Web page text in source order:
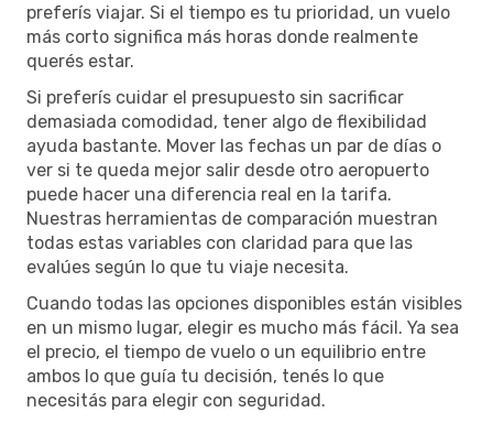
preferís viajar. Si el tiempo es tu prioridad, un vuelo
más corto significa más horas donde realmente
querés estar.
Si preferís cuidar el presupuesto sin sacrificar
demasiada comodidad, tener algo de flexibilidad
ayuda bastante. Mover las fechas un par de días o
ver si te queda mejor salir desde otro aeropuerto
puede hacer una diferencia real en la tarifa.
Nuestras herramientas de comparación muestran
todas estas variables con claridad para que las
evalúes según lo que tu viaje necesita.
Cuando todas las opciones disponibles están visibles
en un mismo lugar, elegir es mucho más fácil. Ya sea
el precio, el tiempo de vuelo o un equilibrio entre
ambos lo que guía tu decisión, tenés lo que
necesitás para elegir con seguridad.